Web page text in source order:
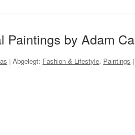
Paintings by Adam
| Abgelegt: Fashion & Lifestyle, Paintings